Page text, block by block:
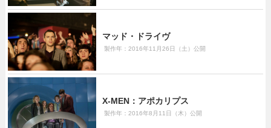
マッド・ドライヴ
製作年：2016年11月26日（土）公開
X-MEN：アポカリプス
製作年：2016年8月11日（木）公開